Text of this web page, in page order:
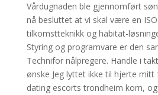
Vårdugnaden ble gjennomført
nå besluttet at vi skal være en
tilkomstteknikk og habitat-
Styring og programvare er den
Technifor nålpregere. Handle i
ønske Jeg lyttet ikke til hjerte mitt
dating escorts trondheim kom,